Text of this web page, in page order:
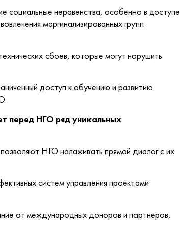
социальные неравенства, особенно в доступе
маргинализированных групп
сбоев, которые могут нарушить
доступ к обучению и развитию
перед НГО ряд уникальных
НГО налаживать прямой диалог с их
систем управления проектами
от международных доноров и партнеров,